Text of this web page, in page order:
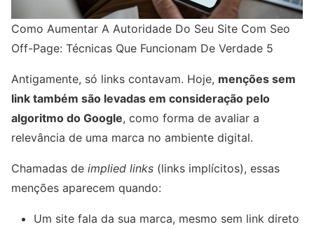
Como Aumentar A Autoridade Do Seu Site Com Seo
Off-Page: Técnicas Que Funcionam De Verdade 5
Antigamente, só links contavam. Hoje, menções sem
link também são levadas em consideração pelo
algoritmo do Google, como forma de avaliar a
relevância de uma marca no ambiente digital.
Chamadas de implied links (links implícitos), essas
menções aparecem quando:
Um site fala da sua marca, mesmo sem link direto